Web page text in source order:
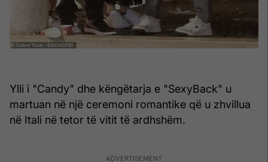
Ylli i "Candy" dhe këngëtarja e "SexyBack" u
martuan në një ceremoni romantike që u zhvillua
në Itali në tetor të vitit të ardhshëm.